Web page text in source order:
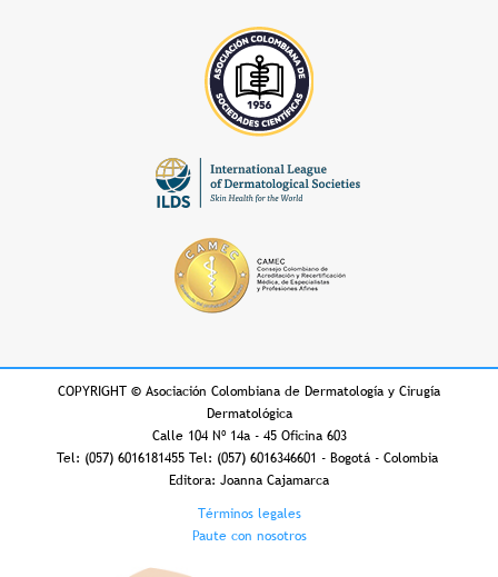
COPYRIGHT © Asociación Colombiana de Dermatología y Cirugía
Dermatológica
Calle 104 Nº 14a - 45 Oficina 603
Tel: (057) 6016181455 Tel: (057) 6016346601 - Bogotá - Colombia
Editora: Joanna Cajamarca
Términos legales
Paute con nosotros